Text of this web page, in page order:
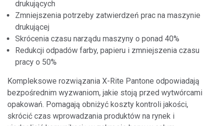
drukujących
Zmniejszenia potrzeby zatwierdzeń prac na maszynie
drukującej
Skrócenia czasu narządu maszyny o ponad 40%
Redukcji odpadów farby, papieru i zmniejszenia czasu
pracy o 50%
Kompleksowe rozwiązania X-Rite Pantone odpowiadają
bezpośrednim wyzwaniom, jakie stoją przed wytwórcami
opakowań. Pomagają obniżyć koszty kontroli jakości,
skrócić czas wprowadzania produktów na rynek i